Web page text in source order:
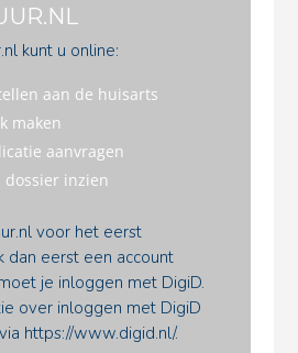
kunt u online:
aan de huisarts
maken
aanvragen
dossier inzien
voor het eerst
dan eerst een account
je inloggen met DigiD.
over inloggen met DigiD
https://www.digid.nl/.